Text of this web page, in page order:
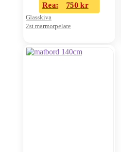
Rea: 750kr
Glasskiva
2st marmorpelare